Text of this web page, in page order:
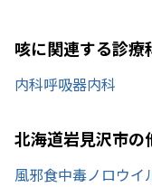
咳に関連する診療
内科呼吸器内科
北海道岩見沢市の
風邪食中毒ノロウイ